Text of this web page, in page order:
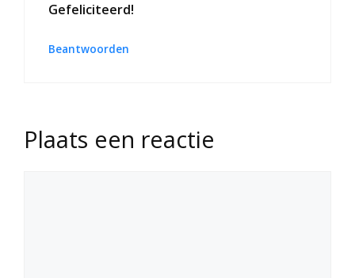
Gefeliciteerd!
Beantwoorden
Plaats een reactie